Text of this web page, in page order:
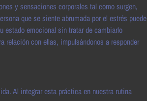
y sensaciones corporales tal como surgen,
que se siente abrumada por el estrés puede
estado emocional sin tratar de cambiarlo
relación con ellas, impulsándonos a responder
Al integrar esta práctica en nuestra rutina